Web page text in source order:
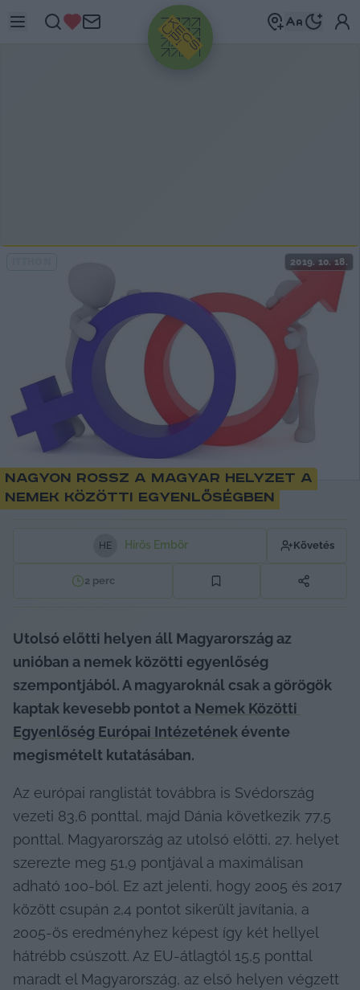
HIRDETÉS
2019. 10. 18.
Nagyon rossz a magyar helyzet a
nemek közötti egyenlőségben
HE Hírös Embör Követés
2perc
Utolsó előtti helyen áll Magyarország az
unióban a nemek közötti egyenlőség
szempontjából. A magyaroknál csak a görögök
kaptak kevesebb pontot a Nemek Közötti
Egyenlőség Európai Intézetének évente
megismételt kutatásában.
Az európai ranglistát továbbra is Svédország
vezeti 83,6 ponttal, majd Dánia következik 77,5
ponttal. Magyarország az utolsó előtti, 27. helyet
szerezte meg 51,9 pontjával a maximálisan
adható 100-ból. Ez azt jelenti, hogy 2005 és 2017
között csupán 2,4 pontot sikerült javítania, a
2005-ös eredményhez képest így két hellyel
hátrébb csúszott. Az EU-átlagtól 15,5 ponttal
maradt el Magyarország, az első helyen végzett